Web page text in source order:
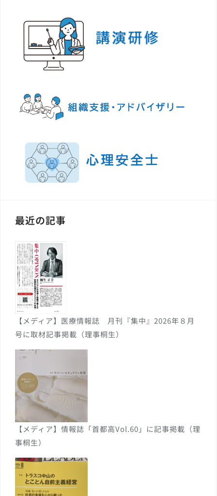
最近の記事
【メディア】医療情報誌 月刊『集中』2026年８月
号に取材記事掲載（理事桐生）
【メディア】情報誌「首都高Vol.60」に記事掲載（理
事桐生）